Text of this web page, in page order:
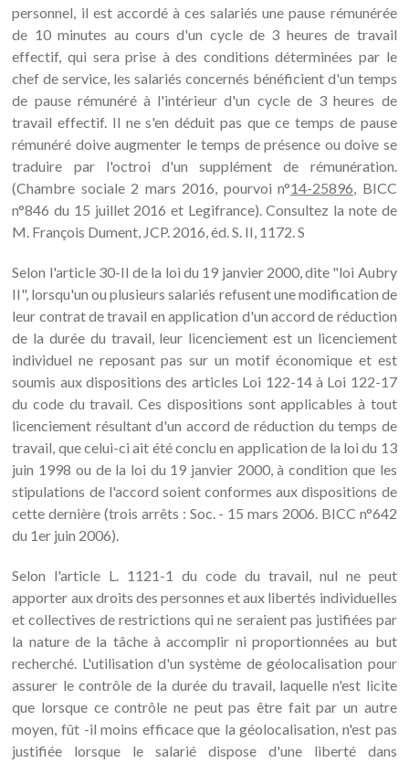
personnel, il est accordé à ces salariés une pause rémunérée
de 10 minutes au cours d'un cycle de 3 heures de travail
effectif, qui sera prise à des conditions déterminées par le
chef de service, les salariés concernés bénéficient d'un temps
de pause rémunéré à l'intérieur d'un cycle de 3 heures de
travail effectif. Il ne s'en déduit pas que ce temps de pause
rémunéré doive augmenter le temps de présence ou doive se
traduire par l'octroi d'un supplément de rémunération.
(Chambre sociale 2 mars 2016, pourvoi n°14-25896, BICC
n°846 du 15 juillet 2016 et Legifrance). Consultez la note de
M. François Dument, JCP. 2016, éd. S. II, 1172. S
Selon l'article 30-II de la loi du 19 janvier 2000, dite "loi Aubry
II", lorsqu'un ou plusieurs salariés refusent une modification de
leur contrat de travail en application d'un accord de réduction
de la durée du travail, leur licenciement est un licenciement
individuel ne reposant pas sur un motif économique et est
soumis aux dispositions des articles Loi 122-14 à Loi 122-17
du code du travail. Ces dispositions sont applicables à tout
licenciement résultant d'un accord de réduction du temps de
travail, que celui-ci ait été conclu en application de la loi du 13
juin 1998 ou de la loi du 19 janvier 2000, à condition que les
stipulations de l'accord soient conformes aux dispositions de
cette dernière (trois arrêts : Soc. - 15 mars 2006. BICC n°642
du 1er juin 2006).
Selon l'article L. 1121-1 du code du travail, nul ne peut
apporter aux droits des personnes et aux libertés individuelles
et collectives de restrictions qui ne seraient pas justifiées par
la nature de la tâche à accomplir ni proportionnées au but
recherché. L'utilisation d'un système de géolocalisation pour
assurer le contrôle de la durée du travail, laquelle n'est licite
que lorsque ce contrôle ne peut pas être fait par un autre
moyen, fût -il moins efficace que la géolocalisation, n'est pas
justifiée lorsque le salarié dispose d'une liberté dans